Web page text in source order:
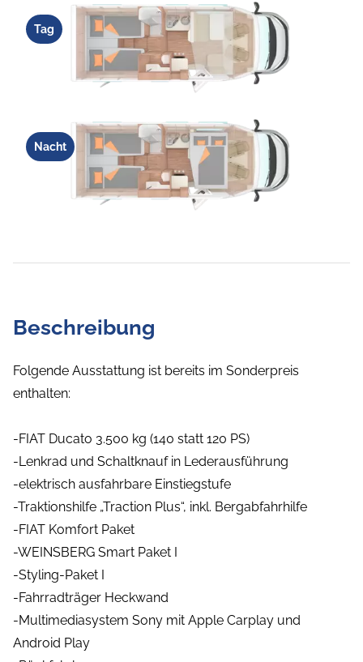
Tag
Nacht
Beschreibung
Folgende Ausstattung ist bereits im Sonderpreis
enthalten:
-FIAT Ducato 3.500 kg (140 statt 120 PS)
-Lenkrad und Schaltknauf in Lederausführung
-elektrisch ausfahrbare Einstiegstufe
-Traktionshilfe „Traction Plus“, inkl. Bergabfahrhilfe
-FIAT Komfort Paket
-WEINSBERG Smart Paket I
-Styling-Paket I
-Fahrradträger Heckwand
-Multimediasystem Sony mit Apple Carplay und
Android Play